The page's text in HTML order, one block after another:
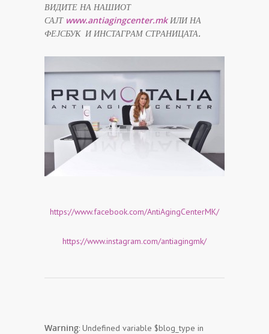
ВИДИТЕ НА НАШИОТ
САЈТ www.antiagingcenter.mk ИЛИ НА
ФЕЈСБУК И ИНСТАГРАМ СТРАНИЦАТА.
https://www.facebook.com/AntiAgingCenterMK/
https://www.instagram.com/antiagingmk/
Warning: Undefined variable $blog_type in